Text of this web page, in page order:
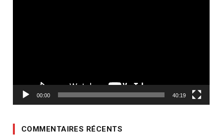
00:00 40:19
COMMENTAIRES RÉCENTS